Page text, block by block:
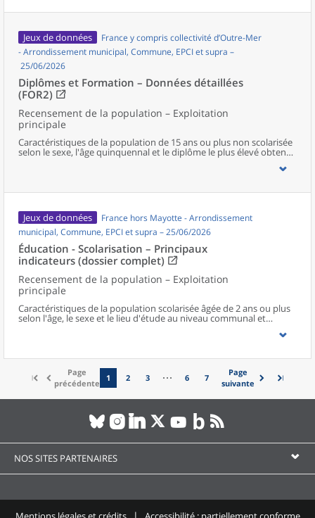
Jeux de données
France y compris collectivité d’Outre-Mer
- Arrondissement municipal, Commune, EPCI et supra –
25/06/2026
Diplômes et Formation – Données détaillées
(FOR2)
Recensement de la population – Exploitation
principale
Caractéristiques de la population de 15 ans ou plus non scolarisée
selon le sexe, l'âge quinquennal et le diplôme le plus élevé obtenu
au niveau communal et supracommunal pour la France hors
Jeux de données
France hors Mayotte - Arrondissement
municipal, Commune, EPCI et supra – 25/06/2026
Éducation - Scolarisation – Principaux
indicateurs (dossier complet)
Recensement de la population – Exploitation
principale
Caractéristiques de la population scolarisée âgée de 2 ans ou plus
selon l'âge, le sexe et le lieu d'étude au niveau communal et
supracommunal pour la France hors Mayotte.
Page
précédente
1 2 3 6 7
Page
suivante
NOS SITES PARTENAIRES